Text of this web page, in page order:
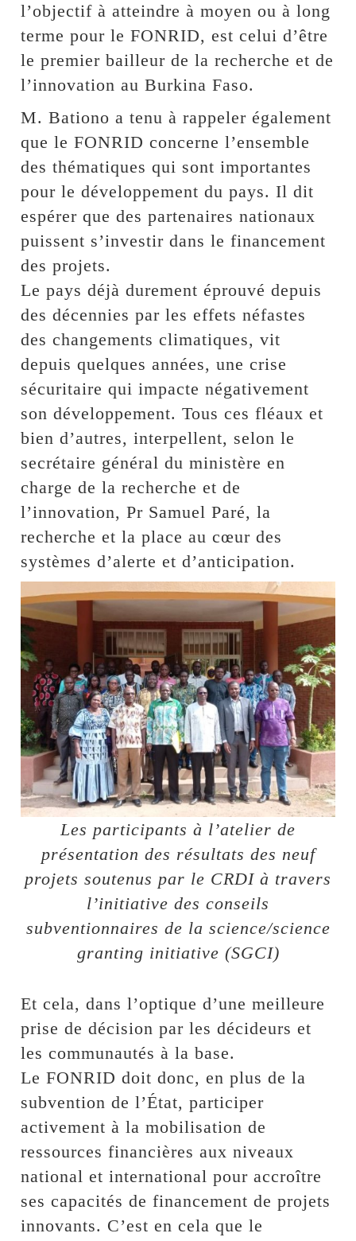
l’objectif à atteindre à moyen ou à long
terme pour le FONRID, est celui d’être
le premier bailleur de la recherche et de
l’innovation au Burkina Faso.
M. Bationo a tenu à rappeler également
que le FONRID concerne l’ensemble
des thématiques qui sont importantes
pour le développement du pays. Il dit
espérer que des partenaires nationaux
puissent s’investir dans le financement
des projets.
Le pays déjà durement éprouvé depuis
des décennies par les effets néfastes
des changements climatiques, vit
depuis quelques années, une crise
sécuritaire qui impacte négativement
son développement. Tous ces fléaux et
bien d’autres, interpellent, selon le
secrétaire général du ministère en
charge de la recherche et de
l’innovation, Pr Samuel Paré, la
recherche et la place au cœur des
systèmes d’alerte et d’anticipation.
Les participants à l’atelier de
présentation des résultats des neuf
projets soutenus par le CRDI à travers
l’initiative des conseils
subventionnaires de la science/science
granting initiative (SGCI)
Et cela, dans l’optique d’une meilleure
prise de décision par les décideurs et
les communautés à la base.
Le FONRID doit donc, en plus de la
subvention de l’État, participer
activement à la mobilisation de
ressources financières aux niveaux
national et international pour accroître
ses capacités de financement de projets
innovants. C’est en cela que le